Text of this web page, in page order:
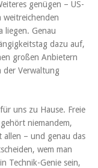
genügen – US-
weitreichenden
liegen. Genau
dazu auf,
großen Anbietern
der Verwaltung
uns zu Hause. Freie
niemandem,
allen – und genau das
wem man
Technik-Genie sein,